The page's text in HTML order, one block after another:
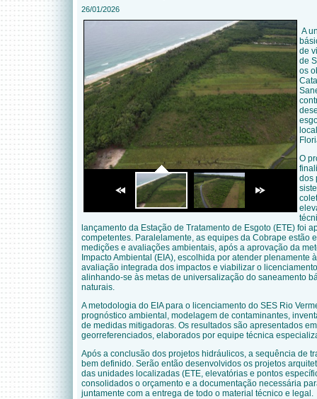
26/01/2026
A
de
de
os
O
dos
lançamento da Estação de Tratamento de Esgoto (ETE) foi
competentes. Paralelamente, as equipes da Cobrape estão
medições e avaliações ambientais, após a aprovação da
Impacto Ambiental (EIA), escolhida por atender plenamente
avaliação integrada dos impactos e viabilizar o
alinhando-se às metas de universalização do saneamento
naturais.
A metodologia do EIA para o licenciamento do SES Rio
prognóstico ambiental, modelagem de contaminantes,
de medidas mitigadoras. Os resultados são apresentados
georreferenciados, elaborados por equipe técnica
Após a conclusão dos projetos hidráulicos, a sequência de
bem definido. Serão então desenvolvidos os projetos
das unidades localizadas (ETE, elevatórias e pontos
consolidados o orçamento e a documentação necessária
juntamente com a entrega de todo o material técnico e legal.